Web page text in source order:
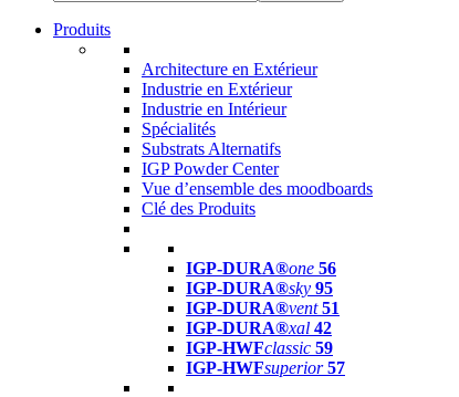
Produits
Architecture en Extérieur
Industrie en Extérieur
Industrie en Intérieur
Spécialités
Substrats Alternatifs
IGP Powder Center
Vue d’ensemble des moodboards
Clé des Produits
IGP-DURA®one 56
IGP-DURA®sky 95
IGP-DURA®vent 51
IGP-DURA®xal 42
IGP-HWFclassic 59
IGP-HWFsuperior 57